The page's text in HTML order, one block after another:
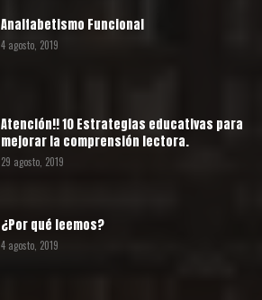
Analfabetismo Funcional
4 agosto, 2019
Atención!! 10 Estrategias educativas para
mejorar la comprensión lectora.
29 agosto, 2019
¿Por qué leemos?
4 agosto, 2019